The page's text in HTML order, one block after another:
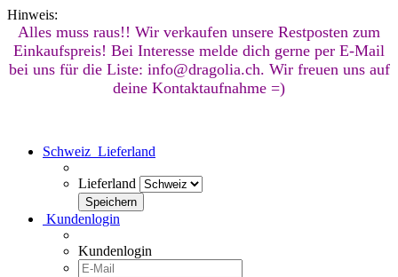
Hinweis:
Alles muss raus!! Wir verkaufen unsere Restposten zum
Einkaufspreis! Bei Interesse melde dich gerne per E-Mail
bei uns für die Liste: info@dragolia.ch. Wir freuen uns auf
deine Kontaktaufnahme =)
Schweiz Lieferland
Lieferland
Kundenlogin
Kundenlogin